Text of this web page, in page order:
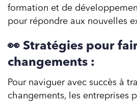
formation et de
pour répondre aux nouvelles
👀 Stratégies pour
changements :
Pour naviguer avec succès à
changements, les entreprises